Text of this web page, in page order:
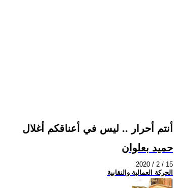
أنتم أحرار .. ليس في أعناقكم أغلال
حميد بعلوان
2020 / 2 / 15
الحركة العمالية والنقابية